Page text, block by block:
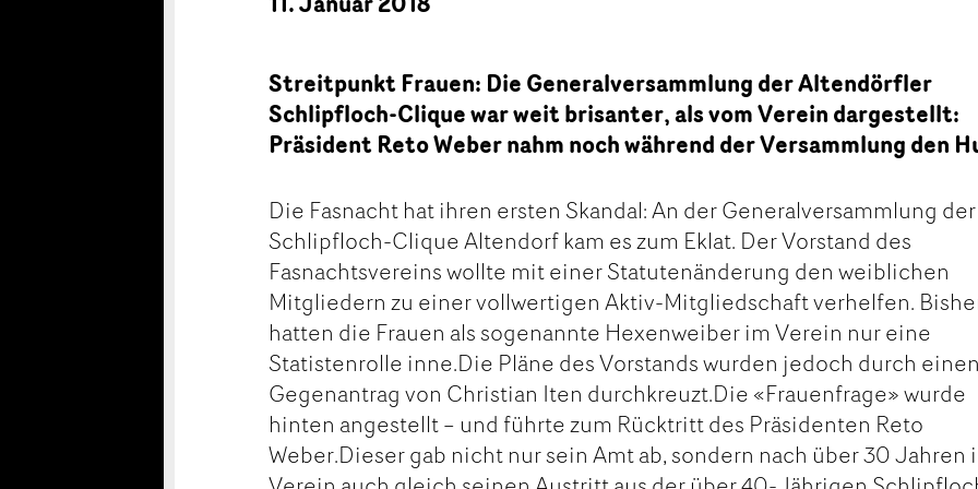
Streitpunkt Frauen: Die Generalversammlung der Altendörfler
Schlipfloch-Clique war weit brisanter, als vom Verein dargestellt:
Präsident Reto Weber nahm noch während der Versammlung den
Die Fasnacht hat ihren ersten Skandal: An der Generalversammlung der
Schlipfloch-Clique Altendorf kam es zum Eklat. Der Vorstand des
Fasnachtsvereins wollte mit einer Statutenänderung den weiblichen
Mitgliedern zu einer vollwertigen Aktiv-Mitgliedschaft verhelfen.
hatten die Frauen als sogenannte Hexenweiber im Verein nur eine
Statistenrolle inne.Die Pläne des Vorstands wurden jedoch durch einen
Gegenantrag von Christian Iten durchkreuzt.Die «Frauenfrage» wurde
hinten angestellt – und führte zum Rücktritt des Präsidenten Reto
Weber.Dieser gab nicht nur sein Amt ab, sondern nach über 30 Jahren